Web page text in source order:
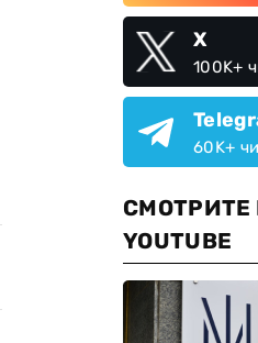
X
100K+
60K+
СМОТРИТЕ
YOUTUBE